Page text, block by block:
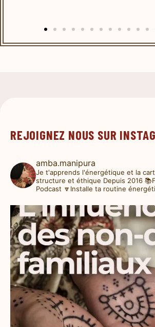
REJOIGNEZ NOUS SUR
amba.manipura
Je t'apprends l'énergétique et la
structure et éthique Depuis 2016
Podcast 🔽Installe ta routine